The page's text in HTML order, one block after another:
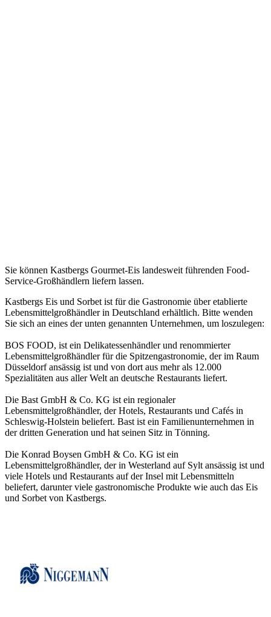
Sie können Kastbergs Gourmet-Eis landesweit führenden Food-
Service-Großhändlern liefern lassen.
Kastbergs Eis und Sorbet ist für die Gastronomie über etablierte
Lebensmittelgroßhändler in Deutschland erhältlich. Bitte wenden
Sie sich an eines der unten genannten Unternehmen, um loszulegen:
BOS FOOD, ist ein Delikatessenhändler und renommierter
Lebensmittelgroßhändler für die Spitzengastronomie, der im Raum
Düsseldorf ansässig ist und von dort aus mehr als 12.000
Spezialitäten aus aller Welt an deutsche Restaurants liefert.
Die Bast GmbH & Co. KG ist ein regionaler
Lebensmittelgroßhändler, der Hotels, Restaurants und Cafés in
Schleswig-Holstein beliefert. Bast ist ein Familienunternehmen in
der dritten Generation und hat seinen Sitz in Tönning.
Die Konrad Boysen GmbH & Co. KG ist ein
Lebensmittelgroßhändler, der in Westerland auf Sylt ansässig ist und
viele Hotels und Restaurants auf der Insel mit Lebensmitteln
beliefert, darunter viele gastronomische Produkte wie auch das Eis
und Sorbet von Kastbergs.